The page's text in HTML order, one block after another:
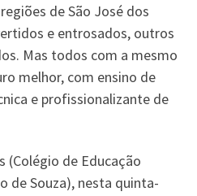
de São José dos
e entrosados, outros
Mas todos com a mesmo
melhor, com ensino de
e profissionalizante de
(Colégio de Educação
de Souza), nesta quinta-